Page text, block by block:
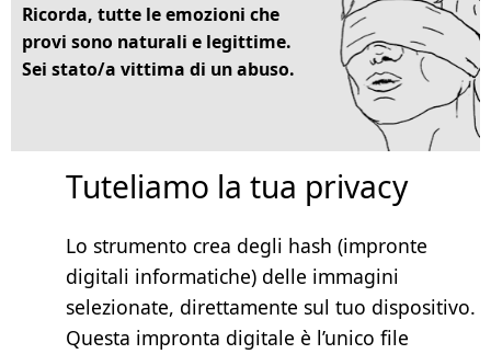
Ricorda, tutte le emozioni che
provi sono naturali e legittime.
Sei stato/a vittima di un abuso.
Tuteliamo la tua privacy
Lo strumento crea degli hash (impronte
digitali informatiche) delle immagini
selezionate, direttamente sul tuo dispositivo.
Questa impronta digitale è l’unico file